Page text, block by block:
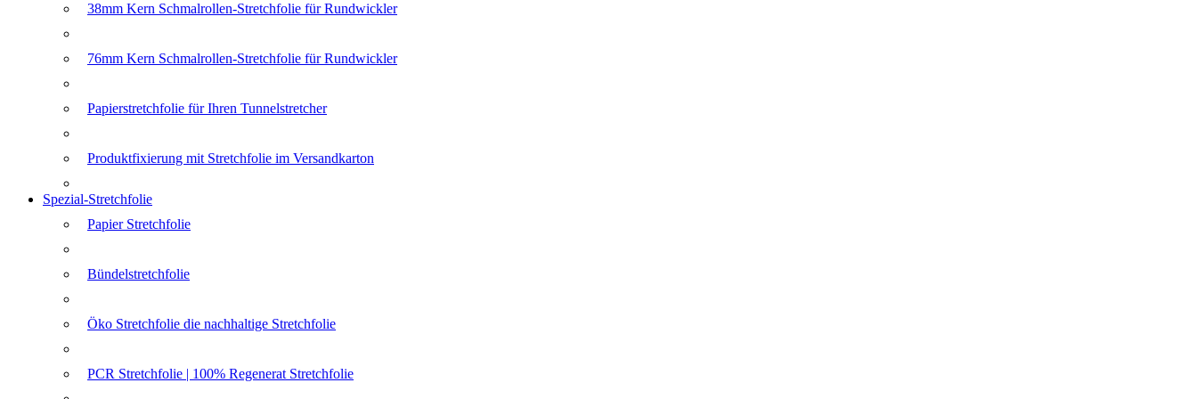
38mm Kern Schmalrollen-Stretchfolie für Rundwickler
76mm Kern Schmalrollen-Stretchfolie für Rundwickler
Papierstretchfolie für Ihren Tunnelstretcher
Produktfixierung mit Stretchfolie im Versandkarton
Spezial-Stretchfolie
Papier Stretchfolie
Bündelstretchfolie
Öko Stretchfolie die nachhaltige Stretchfolie
PCR Stretchfolie | 100% Regenerat Stretchfolie